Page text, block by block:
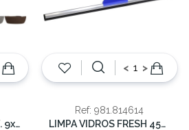
CESTA 4CORES SORT. 9x25x16cm
< >
Ref: 981.814614
LIMPA VIDROS FRESH 45CM